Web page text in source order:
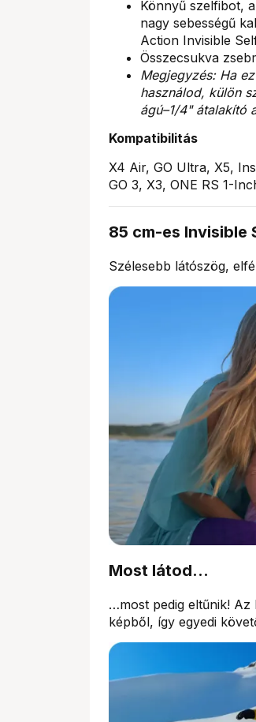
Könnyű szelfibot,
nagy sebességű
Action Invisible
Összecsukva
Megjegyzés: Ha
használod, külön
ágú–1/4" átalakító
Kompatibilitás
X4 Air, GO Ultra, X5,
GO 3, X3, ONE RS 1-
85 cm-es Invisible
Szélesebb látószög,
Most látod…
…most pedig eltűnik! Az
képből, így egyedi